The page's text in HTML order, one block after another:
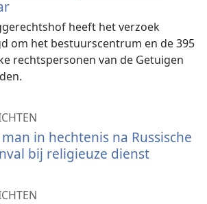
heeft het verzoek
om het bestuurscentrum en de 395
rechtspersonen van de Getuigen
in hechtenis na Russische
bij religieuze dienst